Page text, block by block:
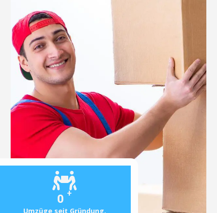
0 +
Umzüge seit Gründung.